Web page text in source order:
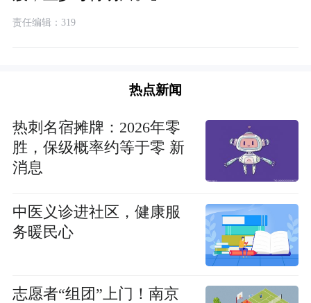
责任编辑：319
热点新闻
热刺名宿摊牌：2026年零
胜，保级概率约等于零 新
消息
中医义诊进社区，健康服
务暖民心
志愿者“组团”上门！南京